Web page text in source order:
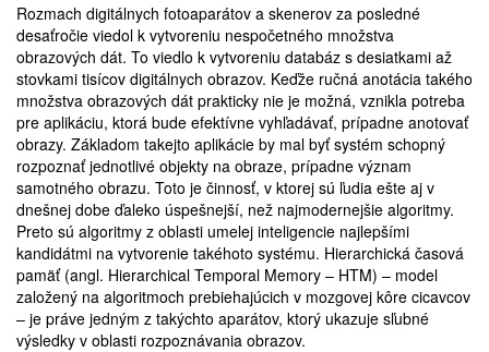
Rozmach digitálnych fotoaparátov a skenerov za posledné
desaťročie viedol k vytvoreniu nespočetného množstva
obrazových dát. To viedlo k vytvoreniu databáz s desiatkami až
stovkami tisícov digitálnych obrazov. Keďže ručná anotácia takého
množstva obrazových dát prakticky nie je možná, vznikla potreba
pre aplikáciu, ktorá bude efektívne vyhľadávať, prípadne anotovať
obrazy. Základom takejto aplikácie by mal byť systém schopný
rozpoznať jednotlivé objekty na obraze, prípadne význam
samotného obrazu. Toto je činnosť, v ktorej sú ľudia ešte aj v
dnešnej dobe ďaleko úspešnejší, než najmodernejšie algoritmy.
Preto sú algoritmy z oblasti umelej inteligencie najlepšími
kandidátmi na vytvorenie takéhoto systému. Hierarchická časová
pamäť (angl. Hierarchical Temporal Memory – HTM) – model
založený na algoritmoch prebiehajúcich v mozgovej kôre cicavcov
– je práve jedným z takýchto aparátov, ktorý ukazuje sľubné
výsledky v oblasti rozpoznávania obrazov.